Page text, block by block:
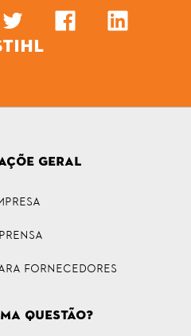
GERAL
FORNECEDORES
questão?